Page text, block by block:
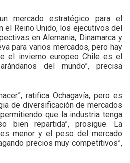
mercado estratégico para el
el Reino Unido, los ejecutivos del
en Alemania, Dinamarca y
para varios mercados, pero hay
el invierno europeo Chile es el
del mundo”, precisa
ratifica Ochagavía, pero es
de diversificación de mercados
que la industria tenga
bien repartida”, prosigue. La
menor y el peso del mercado
precios muy competitivos”,